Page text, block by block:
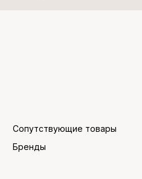
Сопутствующие товары
Бренды